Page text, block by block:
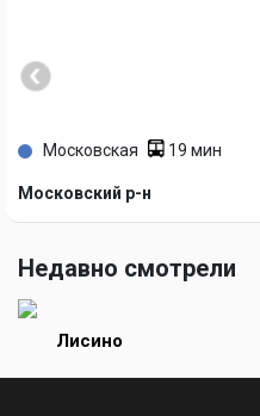
Московский р-н
Московская 19 мин
Недавно смотрели
Лисино